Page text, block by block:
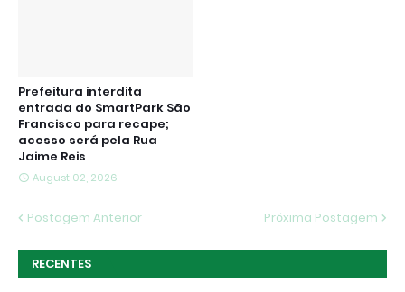
Prefeitura interdita
entrada do SmartPark São
Francisco para recape;
acesso será pela Rua
Jaime Reis
August 02, 2026
Postagem Anterior Próxima Postagem
RECENTES